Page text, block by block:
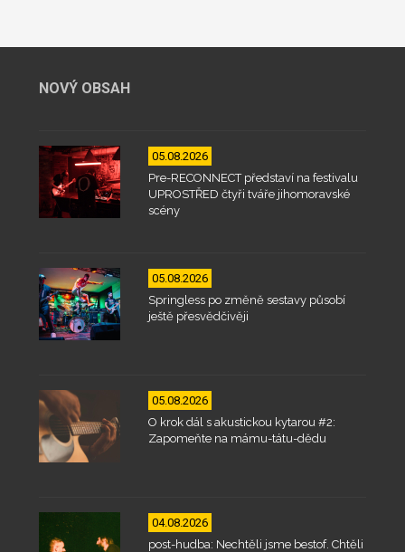
NOVÝ OBSAH
05.08.2026
Pre-RECONNECT představí na festivalu
UPROSTŘED čtyři tváře jihomoravské
scény
05.08.2026
Springless po změně sestavy působí
ještě přesvědčivěji
05.08.2026
O krok dál s akustickou kytarou #2:
Zapomeňte na mámu-tátu-dědu
04.08.2026
post-hudba: Nechtěli jsme bestof. Chtěli